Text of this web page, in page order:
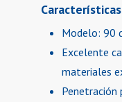
Modelo: 90
Excelente
materiales
Penetración